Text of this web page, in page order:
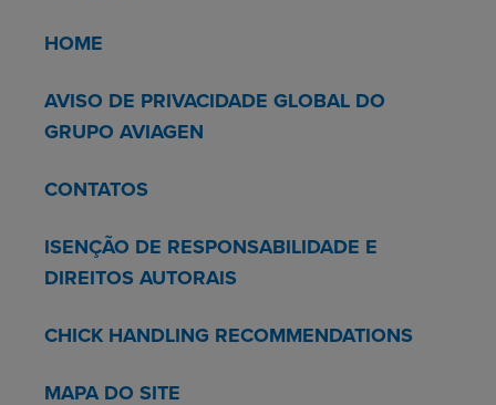
HOME
AVISO DE PRIVACIDADE GLOBAL DO
GRUPO AVIAGEN
CONTATOS
ISENÇÃO DE RESPONSABILIDADE E
DIREITOS AUTORAIS
CHICK HANDLING RECOMMENDATIONS
MAPA DO SITE